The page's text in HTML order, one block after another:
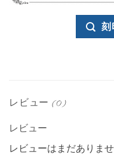
刻
レビュー (0)
レビュー
レビューはまだありませ